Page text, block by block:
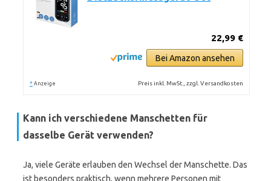
22,99 €
Bei Amazon ansehen
* Anzeige Preis inkl. MwSt., zzgl. Versandkosten
Kann ich verschiedene Manschetten für
dasselbe Gerät verwenden?
Ja, viele Geräte erlauben den Wechsel der Manschette. Das
ist besonders praktisch, wenn mehrere Personen mit